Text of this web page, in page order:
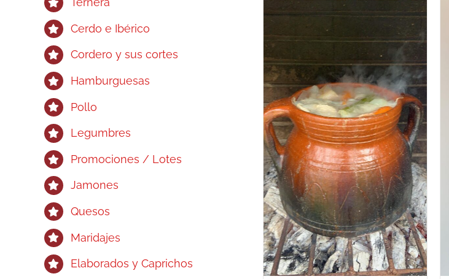
Cerdo e Ibérico
Cordero y sus cortes
Hamburguesas
Pollo
Legumbres
Promociones / Lotes
Jamones
Quesos
Maridajes
Elaborados y Caprichos